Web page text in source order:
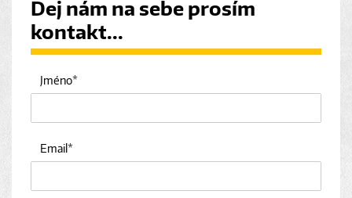
Dej nám na sebe prosím
kontakt...
Jméno
Email